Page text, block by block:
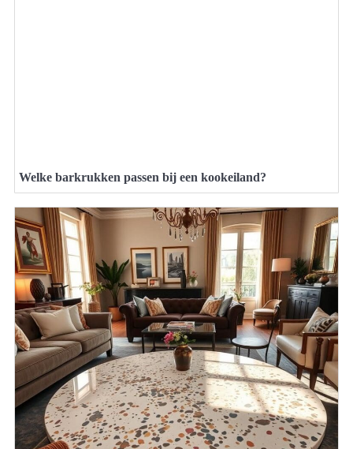
Welke barkrukken passen bij een kookeiland?